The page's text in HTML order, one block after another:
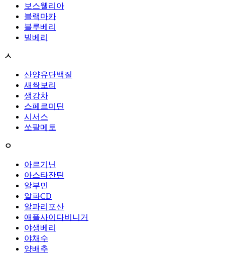
보스웰리아
블랙마카
블루베리
빌베리
ㅅ
산양유단백질
새싹보리
생강차
스페르미딘
시서스
쏘팔메토
ㅇ
아르기닌
아스타잔틴
알부민
알파CD
알파리포산
애플사이다비니거
야생베리
야채수
양배추